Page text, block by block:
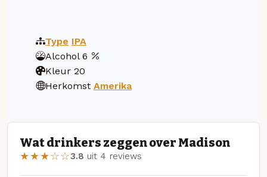
Type IPA
Alcohol 6
Kleur 20
Herkomst Amerika
Wat drinkers zeggen over Madison
★★★☆☆3.8 uit 4 reviews